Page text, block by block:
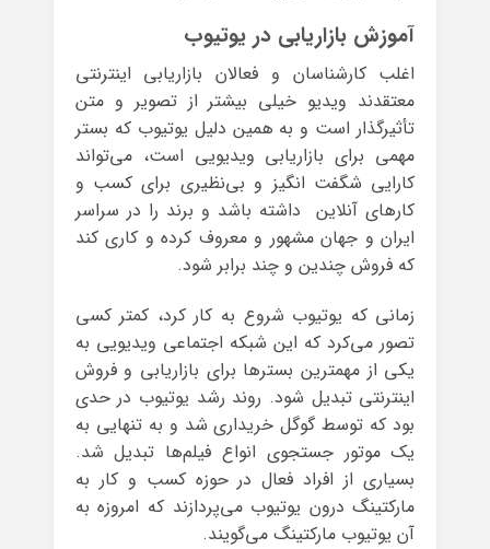
آموزش بازاریابی در یوتیوب
اغلب کارشناسان و فعالان بازاریابی اینترنتی
معتقدند ویدیو خیلی بیشتر از تصویر و متن
تأثیرگذار است و به همین دلیل یوتیوب که بستر
مهمی برای بازاریابی ویدیویی است، می‌تواند
کارایی شگفت انگیز و بی‌نظیری برای کسب و
کارهای آنلاین داشته باشد و برند را در سراسر
ایران و جهان مشهور و معروف کرده و کاری کند
که فروش چندین و چند برابر شود.
زمانی که یوتیوب شروع به کار کرد، کمتر کسی
تصور می‌کرد که این شبکه‌ اجتماعی ویدیویی به
یکی از مهمترین بسترها برای بازاریابی و فروش
اینترنتی تبدیل شود. روند رشد یوتیوب در حدی
بود که توسط گوگل خریداری شد و به تنهایی به
یک موتور جستجوی انواع فیلم‌ها تبدیل شد.
بسیاری از افراد فعال در حوزه‌ کسب و کار به
مارکتینگ درون یوتیوب می‌پردازند که امروزه به
آن یوتیوب مارکتینگ می‌گویند.